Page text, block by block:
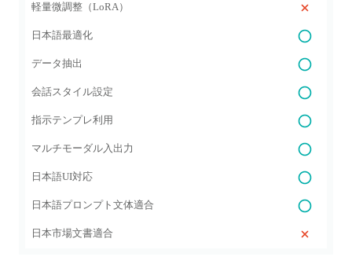
軽量微調整（LoRA）
日本語最適化
データ抽出
会話スタイル設定
指示テンプレ利用
マルチモーダル入出力
日本語UI対応
日本語プロンプト文体適合
日本市場文書適合